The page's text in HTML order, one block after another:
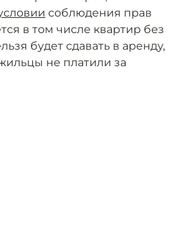
соблюдения прав
в том числе квартир без
будет сдавать в аренду,
не платили за